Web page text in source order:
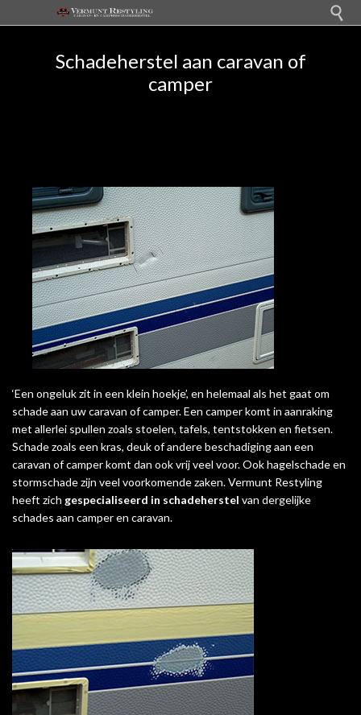

Schadeherstel aan caravan of
camper
‘Een ongeluk zit in een klein hoekje’, en helemaal als het gaat om
schade aan uw caravan of camper. Een camper komt in aanraking
met allerlei spullen zoals stoelen, tafels, tentstokken en fietsen.
Schade zoals een kras, deuk of andere beschadiging aan een
caravan of camper komt dan ook vrij veel voor. Ook hagelschade en
stormschade zijn veel voorkomende zaken. Vermunt Restyling
heeft zich gespecialiseerd in schadeherstel van dergelijke
schades aan camper en caravan.